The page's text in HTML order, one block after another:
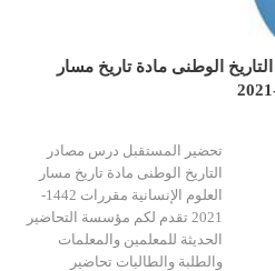
الوطنى مادة تاريخ مسار
تحضير المستقبل درس مصادر
التاريخ الوطنى مادة تاريخ مسار
العلوم الإنسانية مقررات 1442-
2021 تقدم لكم مؤسسة التحاضير
الحديثة للمعلمين والمعلمات
والطلبة والطالبات تحاضير